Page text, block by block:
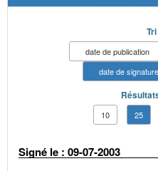
date de publication
date de signature
10 25
Signé le : 09-07-2003